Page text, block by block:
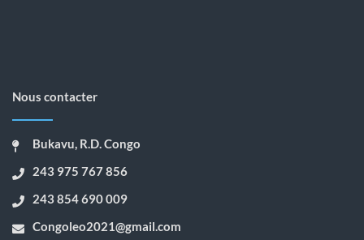
Nous contacter
Bukavu, R.D. Congo
243 975 767 856
243 854 690 009
Congoleo2021@gmail.com